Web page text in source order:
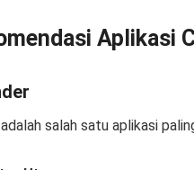
Aplikasi
salah satu aplikasi